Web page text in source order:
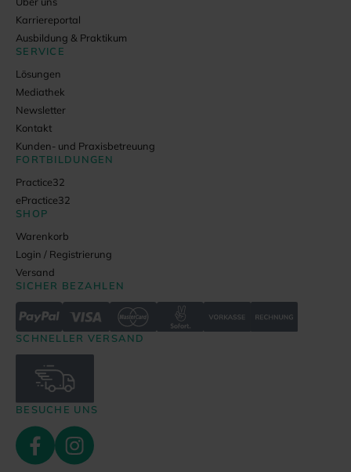
Karriereportal
Ausbildung & Praktikum
SERVICE
Lösungen
Mediathek
Newsletter
Kontakt
Kunden- und Praxisbetreuung
FORTBILDUNGEN
Practice32
ePractice32
SHOP
Warenkorb
Login / Registrierung
Versand
SICHER BEZAHLEN
SCHNELLER VERSAND
BESUCHE UNS